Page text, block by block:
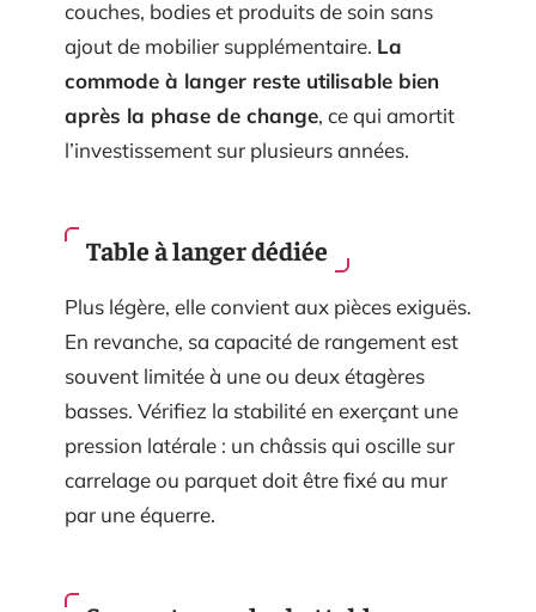
couches, bodies et produits de soin sans
ajout de mobilier supplémentaire. La
commode à langer reste utilisable bien
après la phase de change, ce qui amortit
l’investissement sur plusieurs années.
Table à langer dédiée
Plus légère, elle convient aux pièces exiguës.
En revanche, sa capacité de rangement est
souvent limitée à une ou deux étagères
basses. Vérifiez la stabilité en exerçant une
pression latérale : un châssis qui oscille sur
carrelage ou parquet doit être fixé au mur
par une équerre.